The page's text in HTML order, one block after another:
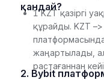
қандай?
1 KZT қазіргі
құрайды. KZT
жаңартылады,
растағаннан
2. Bybit платформасында KZT –> CSPR